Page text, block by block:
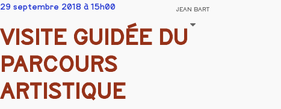
29 septembre 2018 à 15h00
JEAN BART
VISITE GUIDÉE DU
PARCOURS
ARTISTIQUE